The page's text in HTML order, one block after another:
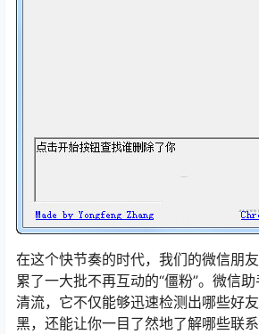
在这个快节奏的时代，我们的微信朋
累了一大批不再互动的“僵粉”。微信
清流，它不仅能够迅速检测出哪些好
黑，还能让你一目了然地了解哪些联